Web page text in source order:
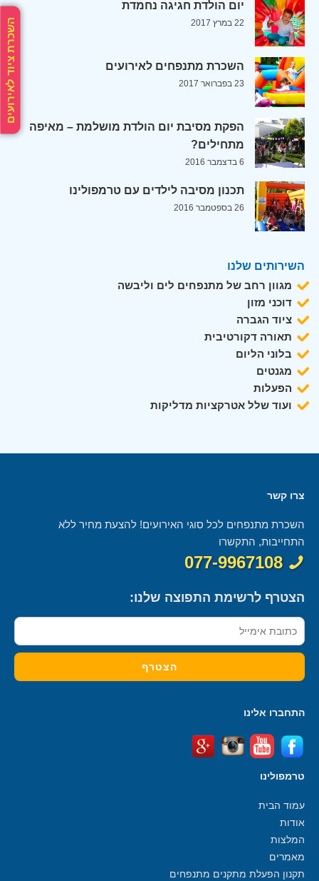
השכרת ציוד לאירועים
יום הולדת חגיגה נחמדת
22 במרץ 2017
השכרת מתנפחים לאירועים
23 בפברואר 2017
הפקת מסיבת יום הולדת מושלמת – מאיפה
מתחילים?
6 בדצמבר 2016
תכנון מסיבה לילדים עם טרמפולינו
26 בספטמבר 2016
השירותים שלנו
מגוון רחב של מתנפחים לים וליבשה
דוכני מזון
ציוד הגברה
תאורה דקורטיבית
בלוני הליום
מגנטים
הפעלות
ועוד שלל אטרקציות מדליקות
צרו קשר
השכרת מתנפחים לכל סוגי האירועים! להצעת מחיר ללא
התחייבות, התקשרו
077-9967108
הצטרף לרשימת התפוצה שלנו:
התחברו אלינו
טרמפולינו
עמוד הבית
אודות
המלצות
מאמרים
תקנון הפעלת מתקנים מתנפחים